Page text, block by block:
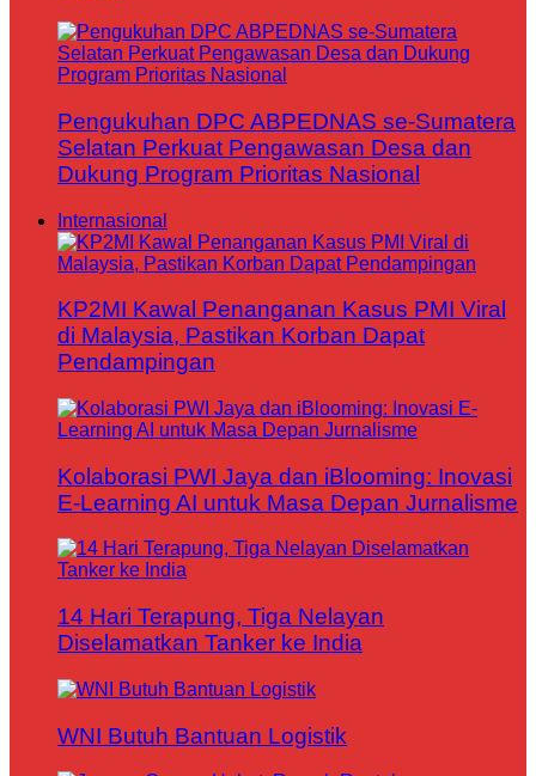
Pengukuhan DPC ABPEDNAS se-Sumatera
Selatan Perkuat Pengawasan Desa dan
Dukung Program Prioritas Nasional
Internasional
KP2MI Kawal Penanganan Kasus PMI Viral
di Malaysia, Pastikan Korban Dapat
Pendampingan
Kolaborasi PWI Jaya dan iBlooming: Inovasi
E-Learning AI untuk Masa Depan Jurnalisme
14 Hari Terapung, Tiga Nelayan
Diselamatkan Tanker ke India
WNI Butuh Bantuan Logistik